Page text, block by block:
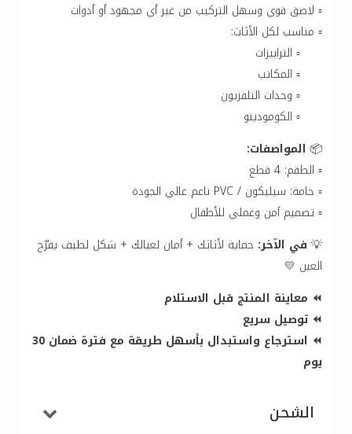
▫️ لاصق قوي وسهل التركيب من غير أي مجهود أو أدوات
▫️ مناسب لكل الأثاث:
▫️ الترابيزات
▫️ المكاتب
▫️ وحدات التلفزيون
▫️ الكومودينو
📦 المواصفات:
▫️ الطقم: 4 قطع
▫️ خامة: سيليكون / PVC ناعم عالي الجودة
▫️ تصميم آمن وعملي للأطفال
💡 في الآخر: حماية لأثاثك + أمان لعيالك + شكل لطيف يفرّح
العين 💛
⏪ معاينة المنتج قبل الاستلام
⏪ توصيل سريع
⏪ استرجاع واستبدال بأسهل طريقة مع فترة ضمان 30
يوم
الشحن